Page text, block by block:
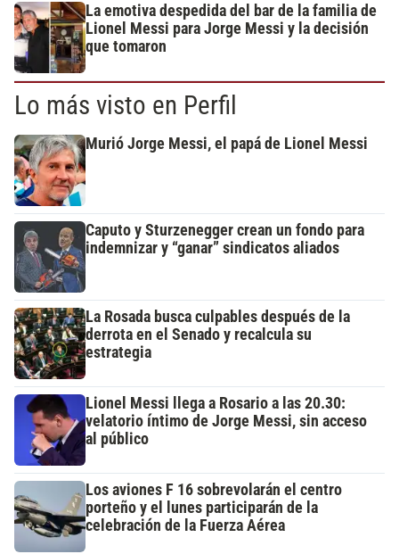
La emotiva despedida del bar de la familia de
Lionel Messi para Jorge Messi y la decisión
que tomaron
Lo más visto en Perfil
Murió Jorge Messi, el papá de Lionel Messi
Caputo y Sturzenegger crean un fondo para
indemnizar y “ganar” sindicatos aliados
La Rosada busca culpables después de la
derrota en el Senado y recalcula su
estrategia
Lionel Messi llega a Rosario a las 20.30:
velatorio íntimo de Jorge Messi, sin acceso
al público
Los aviones F 16 sobrevolarán el centro
porteño y el lunes participarán de la
celebración de la Fuerza Aérea